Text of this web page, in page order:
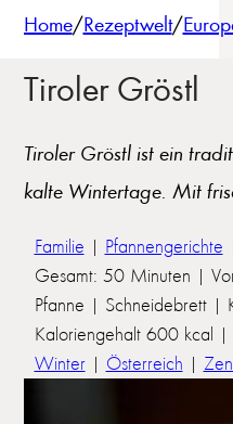
Home/Rezeptwelt/
Tiroler Gröstl
Tiroler Gröstl ist ein
kalte Wintertage. Mit
Familie | Pfannengerichte
Gesamt: 50 Minuten |
Pfanne | Schneidebrett |
Kaloriengehalt 600 kcal
Winter| Österreich |